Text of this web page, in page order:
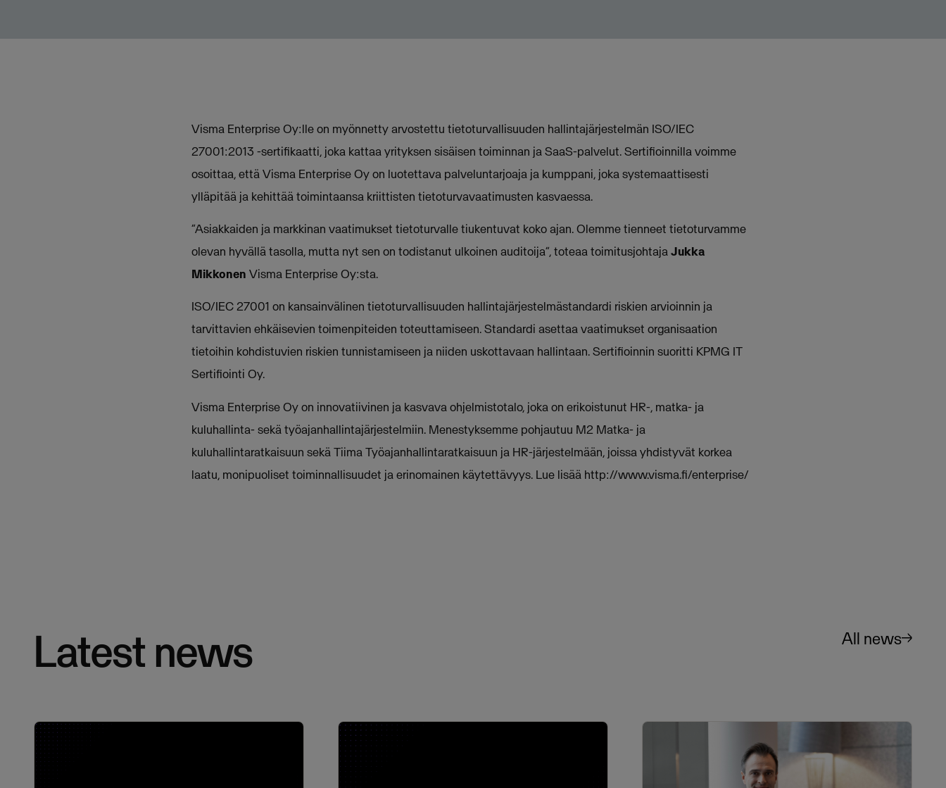
Visma Enterprise Oy:lle on myönnetty arvostettu tietoturvallisuuden hallintajärjestelmän ISO/IEC
27001:2013 -sertifikaatti, joka kattaa yrityksen sisäisen toiminnan ja SaaS-palvelut. Sertifioinnilla voimme
osoittaa, että Visma Enterprise Oy on luotettava palveluntarjoaja ja kumppani, joka systemaattisesti
ylläpitää ja kehittää toimintaansa kriittisten tietoturvavaatimusten kasvaessa.
”Asiakkaiden ja markkinan vaatimukset tietoturvalle tiukentuvat koko ajan. Olemme tienneet tietoturvamme
olevan hyvällä tasolla, mutta nyt sen on todistanut ulkoinen auditoija”, toteaa toimitusjohtajaJukka
Mikkonen Visma Enterprise Oy:sta.
ISO/IEC 27001 on kansainvälinen tietoturvallisuuden hallintajärjestelmästandardi riskien arvioinnin ja
tarvittavien ehkäisevien toimenpiteiden toteuttamiseen. Standardi asettaa vaatimukset organisaation
tietoihin kohdistuvien riskien tunnistamiseen ja niiden uskottavaan hallintaan. Sertifioinnin suoritti KPMG IT
Sertifiointi Oy.
Visma Enterprise Oy on innovatiivinen ja kasvava ohjelmistotalo, joka on erikoistunut HR-, matka- ja
kuluhallinta- sekä työajanhallintajärjestelmiin. Menestyksemme pohjautuu M2 Matka- ja
kuluhallintaratkaisuun sekä Tiima Työajanhallintaratkaisuun ja HR-järjestelmään, joissa yhdistyvät korkea
laatu, monipuoliset toiminnallisuudet ja erinomainen käytettävyys. Lue lisää http://www.visma.fi/enterprise/
Latest news All news